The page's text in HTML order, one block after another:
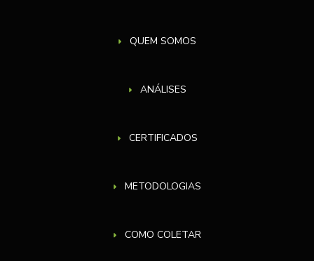
QUEM SOMOS
ANÁLISES
CERTIFICADOS
METODOLOGIAS
COMO COLETAR